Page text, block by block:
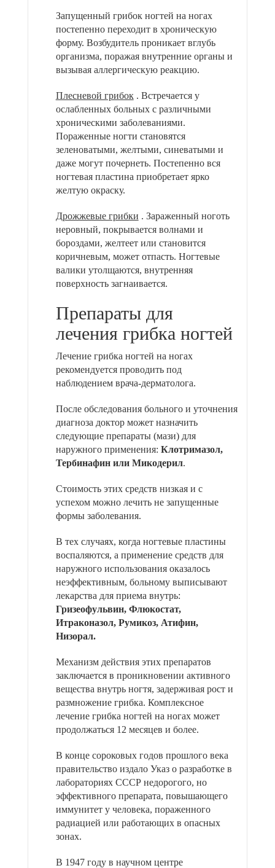
Запущенный грибок ногтей на ногах
постепенно переходит в хроническую
форму. Возбудитель проникает вглубь
организма, поражая внутренние органы и
вызывая аллергическую реакцию.
Плесневой грибок. Встречается у
ослабленных больных с различными
хроническими заболеваниями.
Пораженные ногти становятся
зеленоватыми, желтыми, синеватыми и
даже могут почернеть. Постепенно вся
ногтевая пластина приобретает ярко
желтую окраску.
Дрожжевые грибки . Зараженный ноготь
неровный, покрывается волнами и
бороздами, желтеет или становится
коричневым, может отпасть. Ногтевые
валики утолщаются, внутренняя
поверхность загнаивается.
Препараты для
лечения грибка ногтей
Лечение грибка ногтей на ногах
рекомендуется проводить под
наблюдением врача-дерматолога.
После обследования больного и уточнения
диагноза доктор может назначить
следующие препараты (мази) для
наружного применения: Клотримазол,
Тербинафин или Микодерил.
Стоимость этих средств низкая и с
успехом можно лечить не запущенные
формы заболевания.
В тех случаях, когда ногтевые пластины
воспаляются, а применение средств для
наружного использования оказалось
неэффективным, больному выписывают
лекарства для приема внутрь:
Гризеофульвин, Флюкостат,
Итраконазол, Румикоз, Атифин,
Низорал.
Механизм действия этих препаратов
заключается в проникновении активного
вещества внутрь ногтя, задерживая рост и
размножение грибка. Комплексное
лечение грибка ногтей на ногах может
продолжаться 12 месяцев и более.
В конце сороковых годов прошлого века
правительство издало Указ о разработке в
лабораториях СССР недорогого, но
эффективного препарата, повышающего
иммунитет у человека, пораженного
радиацией или работающих в опасных
зонах.
В 1947 году в научном центре